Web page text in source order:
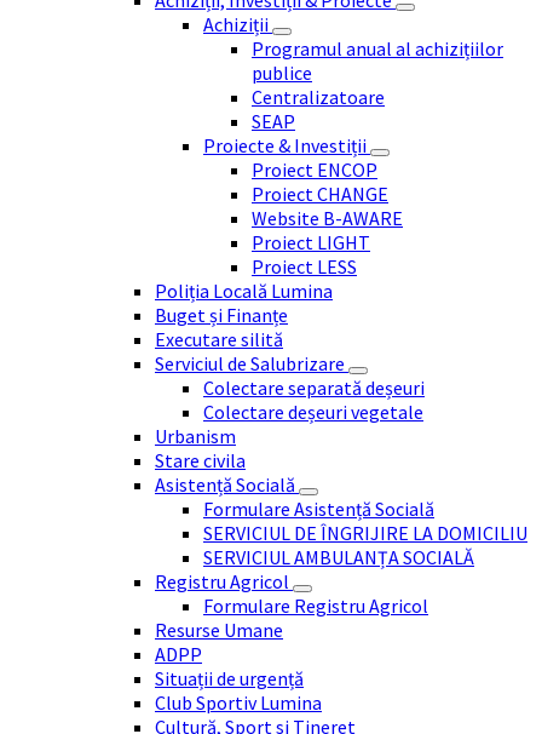
Achiziții
Programul anual al achizițiilor
publice
Centralizatoare
SEAP
Proiecte & Investiții
Proiect ENCOP
Proiect CHANGE
Website B-AWARE
Proiect LIGHT
Proiect LESS
Poliția Locală Lumina
Buget și Finanțe
Executare silită
Serviciul de Salubrizare
Colectare separată deșeuri
Colectare deșeuri vegetale
Urbanism
Stare civila
Asistență Socială
Formulare Asistență Socială
SERVICIUL DE ÎNGRIJIRE LA DOMICILIU
SERVICIUL AMBULANȚA SOCIALĂ
Registru Agricol
Formulare Registru Agricol
Resurse Umane
ADPP
Situații de urgență
Club Sportiv Lumina
Cultură, Sport si Tineret